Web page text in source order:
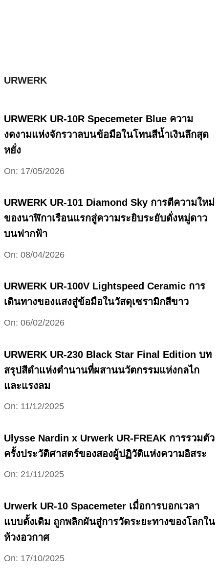
URWERK
URWERK UR-10R Specemeter Blue ความ
งดงามแห่งจักรวาลบนข้อมือในโทนสีน้ำเงินลึกสุด
หยั่ง
2026-
On: 17/05/2026
URWERK UR-101 Diamond Sky การตีความใหม่
ของนาฬิกาเรือนแรกสู่ความระยิบระยับดั่งหมู่ดาว
บนฟากฟ้า
2026-
On: 08/04/2026
URWERK UR-100V Lightspeed Ceramic การ
เดินทางของแสงสู่ข้อมือในวัสดุเซรามิกสีขาว
2026-
On: 06/02/2026
URWERK UR-230 Black Star Final Edition บท
สรุปสีดำแห่งตำนานที่ผสานนวัตกรรมแห่งกลไก
และแรงลม
2025-
On: 11/12/2025
Ulysse Nardin x Urwerk UR-FREAK การรวมตัว
ครั้งประวัติศาสตร์ของสองผู้ปฏิวัติแห่งความอิสระ
2025-
On: 21/11/2025
Urwerk UR-10 Spacemeter เมื่อการบอกเวลา
แบบดั้งเดิม ถูกพลิกผันสู่การวัดระยะทางของโลกใน
ห้วงอวกาศ
2025-
On: 17/10/2025